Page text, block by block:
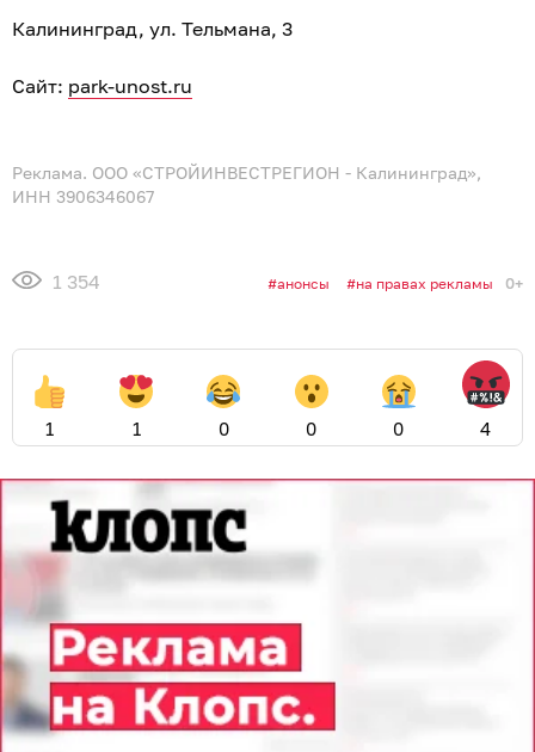
Калининград, ул. Тельмана, 3
Сайт: park-unost.ru
Реклама. ООО «СТРОЙИНВЕСТРЕГИОН - Калининград»,
ИНН 3906346067
1 354 анонсы на правах рекламы 0+
1 1 0 0 0 4